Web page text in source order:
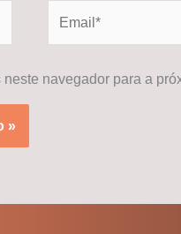
navegador para a